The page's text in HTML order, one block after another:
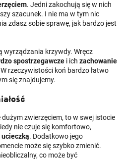
. Jedni zakochują się w nich
szacunek. I nie ma w tym nic
zdasz sobie sprawę, jak bardzo jest
wyrządzania krzywdy. Wręcz
spostrzegawcze i ich zachowanie
W rzeczywistości koń bardzo łatwo
się znajdujemy.
zwierzęciem, to w swej istocie
nie czuje się komfortowo,
ucieczką. Dodatkowo jego
może się szybko zmienić.
co może być